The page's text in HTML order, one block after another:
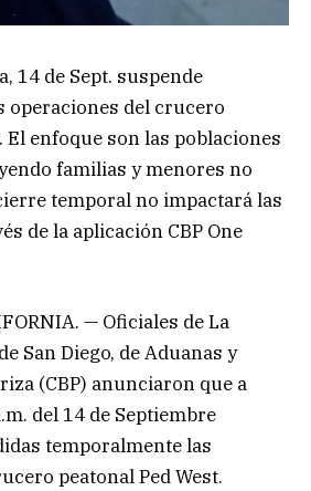
14 de Sept. suspende
operaciones del crucero
El enfoque son las poblaciones
familias y menores no
temporal no impactará las
de la aplicación CBP One
— Oficiales de La
San Diego, de Aduanas y
(CBP) anunciaron que a
del 14 de Septiembre
temporalmente las
peatonal Ped West.